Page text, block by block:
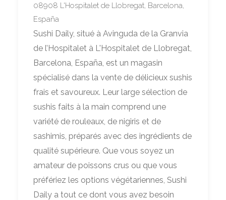
08908 L'Hospitalet de Llobregat, Barcelona,
España
Sushi Daily, situé à Avinguda de la Granvia
de l’Hospitalet à L'Hospitalet de Llobregat,
Barcelona, España, est un magasin
spécialisé dans la vente de délicieux sushis
frais et savoureux. Leur large sélection de
sushis faits à la main comprend une
variété de rouleaux, de nigiris et de
sashimis, préparés avec des ingrédients de
qualité supérieure. Que vous soyez un
amateur de poissons crus ou que vous
préfériez les options végétariennes, Sushi
Daily a tout ce dont vous avez besoin